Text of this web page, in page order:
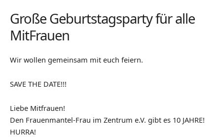
Große Geburtstagsparty für alle
MitFrauen
Wir wollen gemeinsam mit euch feiern.
SAVE THE DATE!!!
Liebe Mitfrauen!
Den Frauenmantel-Frau im Zentrum e.V. gibt es 10 JAHRE!
HURRA!